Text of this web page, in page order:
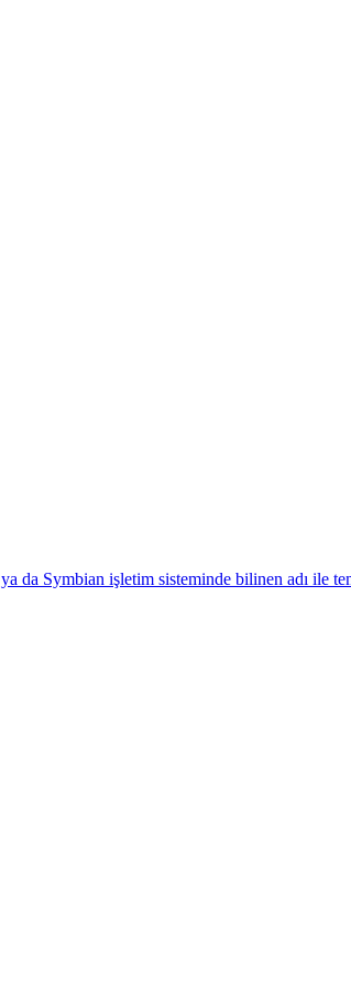
da Symbian işletim sisteminde bilinen adı ile